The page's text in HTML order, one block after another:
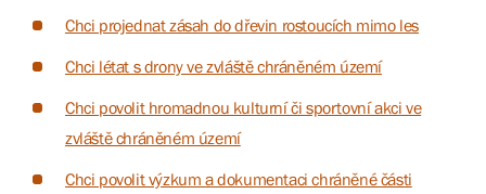
Chci projednat zásah do dřevin rostoucích mimo les
Chci létat s drony ve zvláště chráněném území
Chci povolit hromadnou kulturní či sportovní akci ve
zvláště chráněném území
Chci povolit výzkum a dokumentaci chráněné části